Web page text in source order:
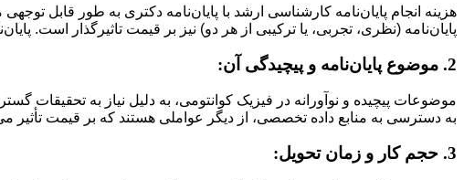
هزینه انجام پایان‌نامه کارشناسی ارشد با پایان‌نامه دکتری به طور قابل
پایان‌نامه (نظری، تجربی، یا ترکیبی از هر دو) نیز بر قیمت تاثیرگذار است.
2. موضوع پایان‌نامه و پیچیدگی آن:
موضوعات پیچیده و نوآورانه در فیزیک کوانتومی، به دلیل نیاز به تحقیقات
به دسترسی به منابع داده تخصصی، از دیگر عواملی هستند که بر قیمت تأثیر
3. حجم کار و زمان تحویل: